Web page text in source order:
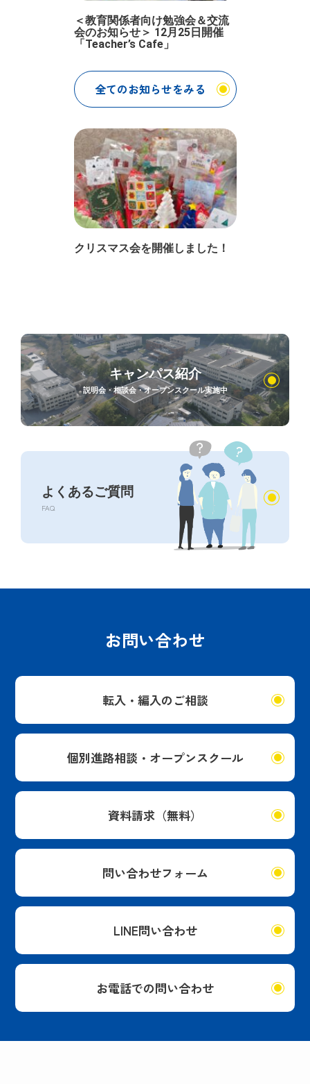
＜教育関係者向け勉強会＆交流
会のお知らせ＞ 12月25日開催
「Teacher’s Cafe」
全てのお知らせをみる
クリスマス会を開催しました！
キャンパス紹介
説明会・相談会・オープンスクール実施中
よくあるご質問
FAQ
お問い合わせ
転入・編入のご相談
個別進路相談・オープンスクール
資料請求（無料）
問い合わせフォーム
LINE問い合わせ
お電話での問い合わせ